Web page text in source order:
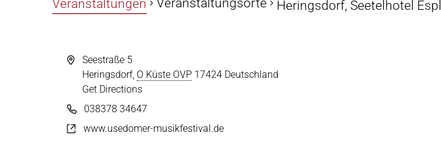
Veranstaltungen Veranstaltungsorte Heringsdorf, Seetelhotel
Seestraße 5
Heringsdorf, O Küste OVP 17424 Deutschland
Get Directions
038378 34647
www.usedomer-musikfestival.de